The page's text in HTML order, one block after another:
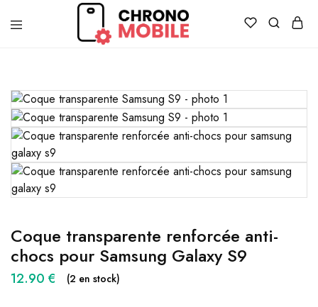
de
smartphones
et
tablettes
Coque transparente renforcée anti-
chocs pour Samsung Galaxy S9
12.90 € (2 en stock)